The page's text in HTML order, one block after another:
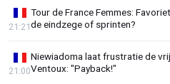
Tour de France Femmes:
de eindzege of sprinten?
21:21
Niewiadoma laat frustratie de
Ventoux: "Payback!"
21:00